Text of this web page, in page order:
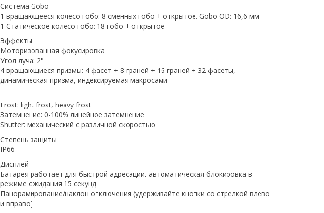
Система Gobo
1 вращающееся колесо гобо: 8 сменных гобо + открытое. Gobo OD: 16,6 мм
1 Статическое колесо гобо: 18 гобо + открытое
Эффекты
Моторизованная фокусировка
Угол луча: 2°
4 вращающиеся призмы: 4 фасет + 8 граней + 16 граней + 32 фасеты,
динамическая призма, индексируемая макросами
Frost: light frost, heavy frost
Затемнение: 0-100% линейное затемнение
Shutter: механический с различной скоростью
Степень защиты
IP66
Дисплей
Батарея работает для быстрой адресации, автоматическая блокировка в
режиме ожидания 15 секунд
Панорамирование/наклон отключения (удерживайте кнопки со стрелкой влево
и вправо)